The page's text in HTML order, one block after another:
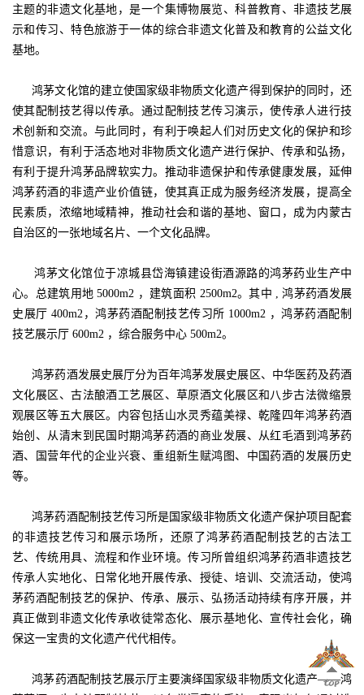
主题的非遗文化基地，是一个集博物展览、科普教育、非遗技艺展
示和传习、特色旅游于一体的综合非遗文化普及和教育的公益文化
基地。
鸿茅文化馆的建立使国家级非物质文化遗产得到保护的同时，还
使其配制技艺得以传承。通过配制技艺传习演示，使传承人进行技
术创新和交流。与此同时，有利于唤起人们对历史文化的保护和珍
惜意识，有利于活态地对非物质文化遗产进行保护、传承和弘扬，
有利于提升鸿茅品牌软实力。推动非遗保护和传承健康发展，延伸
鸿茅药酒的非遗产业价值链，使其真正成为服务经济发展，提高全
民素质，浓缩地域精神，推动社会和谐的基地、窗口，成为内蒙古
自治区的一张地域名片、一个文化品牌。
鸿茅文化馆位于凉城县岱海镇建设街酒源路的鸿茅药业生产中
心。总建筑用地 5000m2 ，建筑面积 2500m2。其中 , 鸿茅药酒发展
史展厅 400m2，鸿茅药酒配制技艺传习所 1000m2 ，鸿茅药酒配制
技艺展示厅 600m2 ，综合服务中心 500m2。
鸿茅药酒发展史展厅分为百年鸿茅发展史展区、中华医药及药酒
文化展区、古法酿酒工艺展区、草原酒文化展区和八步古法微缩景
观展区等五大展区。内容包括山水灵秀蕴美禄、乾隆四年鸿茅药酒
始创、从清末到民国时期鸿茅药酒的商业发展、从红毛酒到鸿茅药
酒、国营年代的企业兴衰、重组新生赋鸿图、中国药酒的发展历史
等。
鸿茅药酒配制技艺传习所是国家级非物质文化遗产保护项目配套
的非遗技艺传习和展示场所，还原了鸿茅药酒配制技艺的古法工
艺、传统用具、流程和作业环境。传习所曾组织鸿茅药酒非遗技艺
传承人实地化、日常化地开展传承、授徒、培训、交流活动，使鸿
茅药酒配制技艺的保护、传承、展示、弘扬活动持续有序开展，并
真正做到非遗文化传承收徒常态化、展示基地化、宣传社会化，确
保这一宝贵的文化遗产代代相传。
鸿茅药酒配制技艺展示厅主要演绎国家级非物质文化遗产——鸿